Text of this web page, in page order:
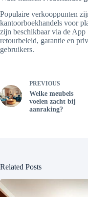
Populaire verkooppunten
kantoorboekhandels voor
zijn beschikbaar via de
retourbeleid, garantie en
gebruikers.
PREVIOUS
Welke meubels
voelen zacht bij
aanraking?
Related Posts